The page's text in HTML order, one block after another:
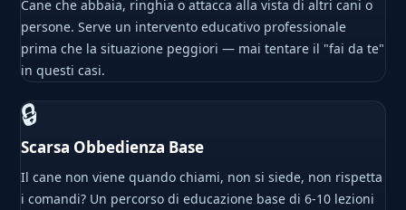
Cane che abbaia, ringhia o attacca alla vista di altri cani o
persone. Serve un intervento educativo professionale
prima che la situazione peggiori — mai tentare il "fai da te"
in questi casi.
🔒
Scarsa Obbedienza Base
Il cane non viene quando chiami, non si siede, non rispetta
i comandi? Un percorso di educazione base di 6-10 lezioni